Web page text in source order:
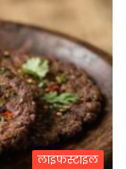
लाइफस्टाइल